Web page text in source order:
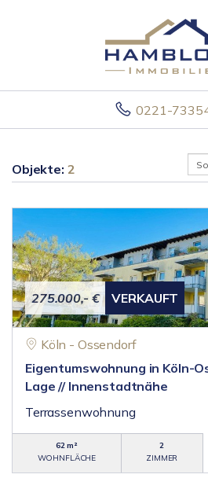
0221-
Objekte: 2
275.000,- € VERKAUFT
Köln - Ossendorf
Eigentumswohnung in Köln-
Lage // Innenstadtnähe
Terrassenwohnung
62 m²
WOHNFLÄCHE
2
ZIMMER